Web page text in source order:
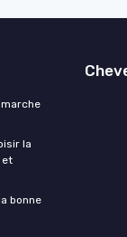
la
et
bonne